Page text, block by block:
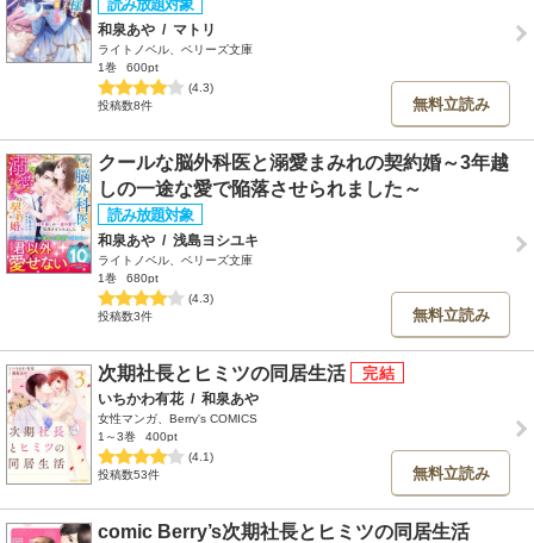
和泉あや / マトリ
ライトノベル、ベリーズ文庫
1巻
600pt
(4.3)
投稿数8件
無料立読み
クールな脳外科医と溺愛まみれの契約婚～3年越
しの一途な愛で陥落させられました～
和泉あや / 浅島ヨシユキ
ライトノベル、ベリーズ文庫
1巻
680pt
(4.3)
投稿数3件
無料立読み
次期社長とヒミツの同居生活
いちかわ有花 / 和泉あや
女性マンガ、Berry's COMICS
1～3巻
400pt
(4.1)
投稿数53件
無料立読み
comic Berry’s次期社長とヒミツの同居生活